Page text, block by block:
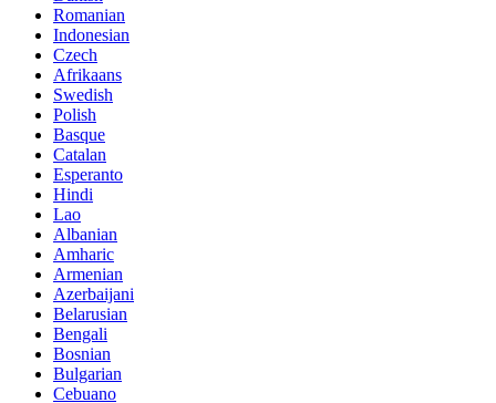
Romanian
Indonesian
Czech
Afrikaans
Swedish
Polish
Basque
Catalan
Esperanto
Hindi
Lao
Albanian
Amharic
Armenian
Azerbaijani
Belarusian
Bengali
Bosnian
Bulgarian
Cebuano